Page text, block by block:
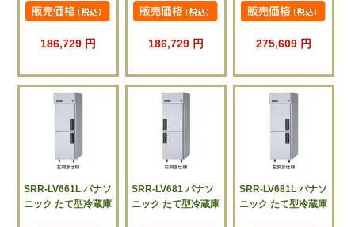
186,729 円 186,729 円 275,609 円
SRR-LV661L パナソ
ニック たて型冷蔵庫
SRR-LV681 パナソ
ニック たて型冷蔵庫
SRR-LV681L パナソ
ニック たて型冷蔵庫